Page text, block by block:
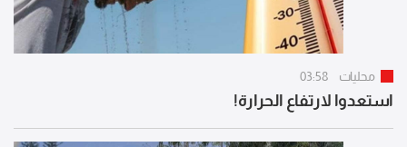
محليات 03:58
استعدوا لارتفاع الحرارة!